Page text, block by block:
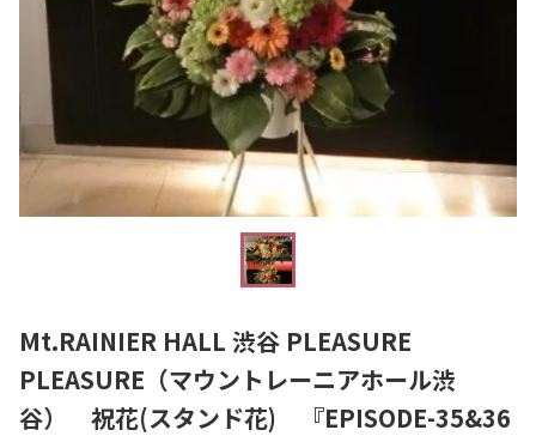
Mt.RAINIER HALL 渋谷 PLEASURE
PLEASURE（マウントレーニアホール渋
谷） 祝花(スタンド花) 『EPISODE-35&36